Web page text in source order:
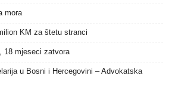
mora
KM za štetu stranci
18 mjeseci zatvora
u Bosni i Hercegovini – Advokatska